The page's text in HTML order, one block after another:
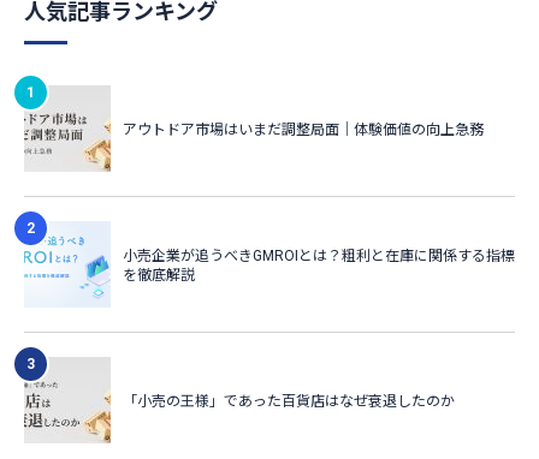
人気記事ランキング